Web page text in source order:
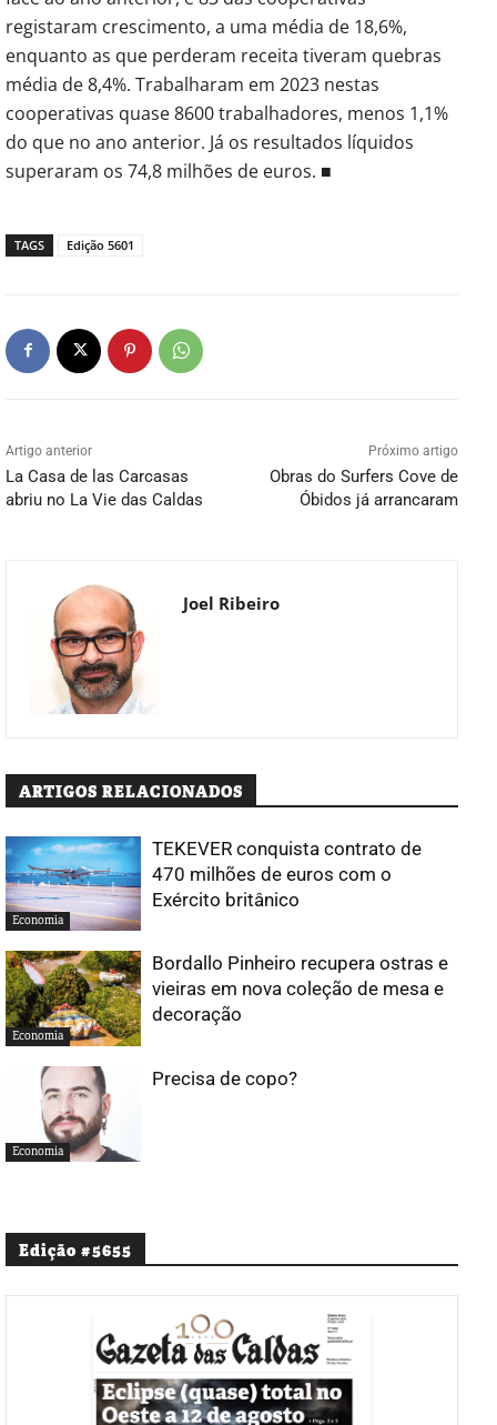
registaram crescimento, a uma média de 18,6%,
enquanto as que perderam receita tiveram quebras
média de 8,4%. Trabalharam em 2023 nestas
cooperativas quase 8600 trabalhadores, menos 1,1%
do que no ano anterior. Já os resultados líquidos
superaram os 74,8 milhões de euros. ■
TAGS Edição 5601
Artigo anterior
La Casa de las Carcasas
abriu no La Vie das Caldas
Próximo artigo
Obras do Surfers Cove de
Óbidos já arrancaram
Joel Ribeiro
ARTIGOS RELACIONADOS
Economia
TEKEVER conquista contrato de
470 milhões de euros com o
Exército britânico
Economia
Bordallo Pinheiro recupera ostras e
vieiras em nova coleção de mesa e
decoração
Economia
Precisa de copo?
Edição #5655